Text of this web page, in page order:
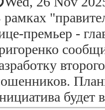
премьер -
будет